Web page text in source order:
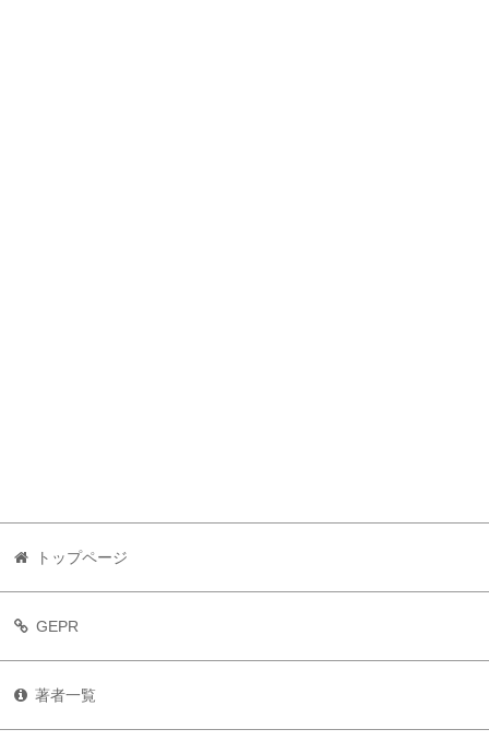
トップページ
GEPR
著者一覧